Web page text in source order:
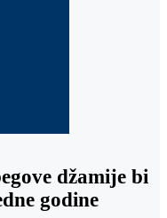
džamije bi
godine